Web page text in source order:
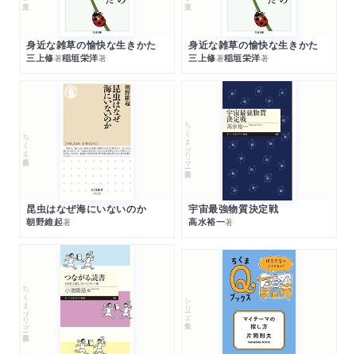
身近な雑草の愉快な生きかた
三上修著稲垣栄洋著
身近な雑草の愉快な生きかた
三上修著稲垣栄洋著
ちくま新書
昆虫はなぜ海にいないのか
朝野維起著
ちくまプリマー新書
宇宙最強物質決定戦
高水裕一著
ちくまプリマー新書 シリーズ・全集